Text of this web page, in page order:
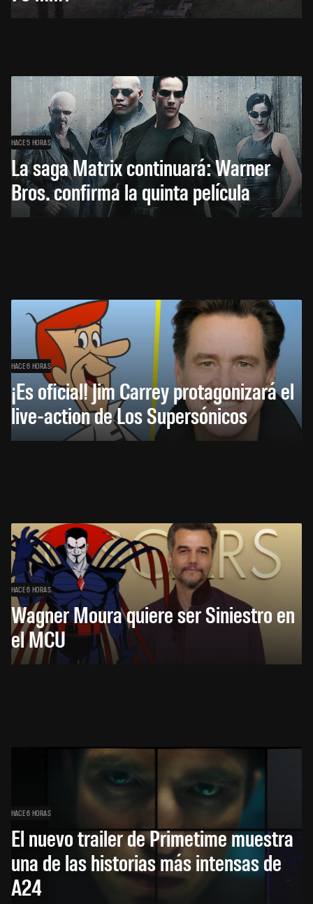
HACE 5 HORAS
La saga Matrix continuará: Warner
Bros. confirma la quinta película
HACE 6 HORAS
¡Es oficial! Jim Carrey protagonizará el
live-action de Los Supersónicos
HACE 6 HORAS
Wagner Moura quiere ser Siniestro en
el MCU
HACE 6 HORAS
El nuevo trailer de Primetime muestra
una de las historias más intensas de
A24